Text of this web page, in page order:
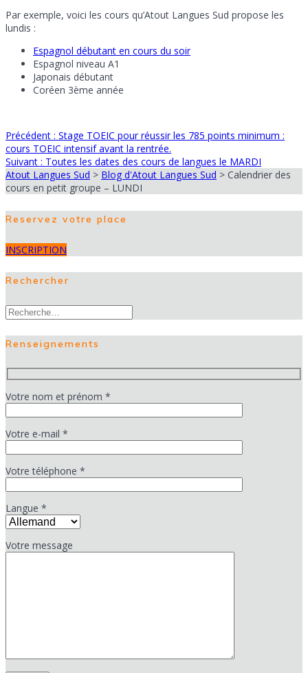
Par exemple, voici les cours qu’Atout Langues Sud propose les
lundis :
Espagnol débutant en cours du soir
Espagnol niveau A1
Japonais débutant
Coréen 3ème année
Navigation
de
l’article
Précédent : Article
précédent
:
Stage TOEIC pour réussir les 785 points minimum :
cours TOEIC intensif avant la rentrée.
Suivant : Article
suivant
Toutes les dates des cours de langues le MARDI
Atout Langues Sud > Blog d'Atout Langues Sud > Calendrier des
cours en petit groupe – LUNDI
Reservez votre place
INSCRIPTION
Rechercher
Recherche
pour
:
Renseignements
Votre nom et prénom *
Votre e-mail *
Votre téléphone *
Langue *
Votre message